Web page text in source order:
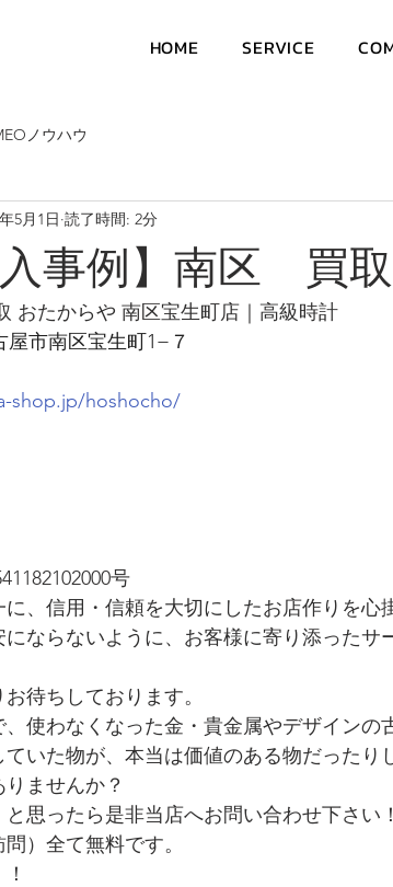
HOME SERVICE
ノウハウ
入事例】南区 買取
5月1日 読了時間: 2分
おたからや 南区宝生町店｜高級時計
屋市南区宝生町1−７
shop.jp/hoshocho/
号
、信用・信頼を大切にしたお店作りを心
ならないように、お客様に寄り添ったサ
待ちしております。
使わなくなった金・貴金属やデザインの
いた物が、本当は価値のある物だったり
ませんか？
と思ったら是非当店へお問い合わせ下さい！
）全て無料です。